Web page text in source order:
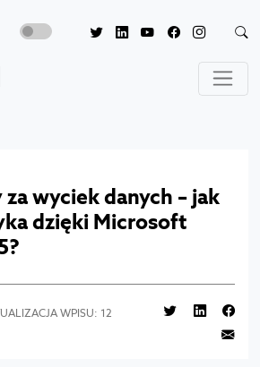
wyciek danych – jak
dzięki Microsoft
WPISU: 12